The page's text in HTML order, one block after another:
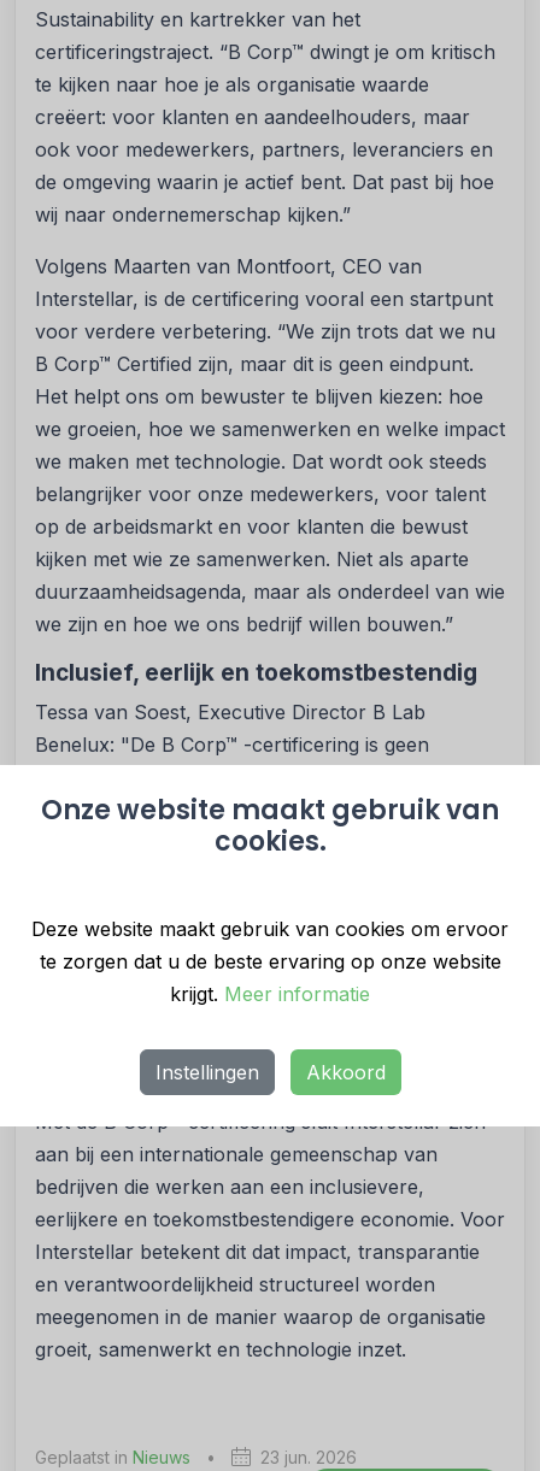
Onze website maakt gebruik van
cookies.
Deze website maakt gebruik van cookies om ervoor
te zorgen dat u de beste ervaring op onze website
krijgt. Meer informatie
Instellingen Akkoord
Sustainability en kartrekker van het
certificeringstraject. “B Corp™ dwingt je om kritisch
te kijken naar hoe je als organisatie waarde
creëert: voor klanten en aandeelhouders, maar
ook voor medewerkers, partners, leveranciers en
de omgeving waarin je actief bent. Dat past bij hoe
wij naar ondernemerschap kijken.”
Volgens Maarten van Montfoort, CEO van
Interstellar, is de certificering vooral een startpunt
voor verdere verbetering. “We zijn trots dat we nu
B Corp™ Certified zijn, maar dit is geen eindpunt.
Het helpt ons om bewuster te blijven kiezen: hoe
we groeien, hoe we samenwerken en welke impact
we maken met technologie. Dat wordt ook steeds
belangrijker voor onze medewerkers, voor talent
op de arbeidsmarkt en voor klanten die bewust
kijken met wie ze samenwerken. Niet als aparte
duurzaamheidsagenda, maar als onderdeel van wie
we zijn en hoe we ons bedrijf willen bouwen.”
Inclusief, eerlijk en toekomstbestendig
Tessa van Soest, Executive Director B Lab
Benelux: "De B Corp™ -certificering is geen
van governance tot je impact op mens en milieu.
Dat Interstellar de B Corp™ lat haalt in een sector
dat je technologie en verantwoordelijk
ondernemerschap niet hoeft te scheiden. Daarmee
geven ze een signaal af dat hard nodig is in deze
de groeiende groep B Corp™ bedrijven."
Met de B Corp™-certificering sluit Interstellar zich
aan bij een internationale gemeenschap van
bedrijven die werken aan een inclusievere,
eerlijkere en toekomstbestendigere economie. Voor
Interstellar betekent dit dat impact, transparantie
en verantwoordelijkheid structureel worden
meegenomen in de manier waarop de organisatie
groeit, samenwerkt en technologie inzet.
Geplaatst in Nieuws • 23 jun. 2026